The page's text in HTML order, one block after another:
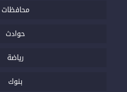
محافظات
حوادث
رياضة
بنوك